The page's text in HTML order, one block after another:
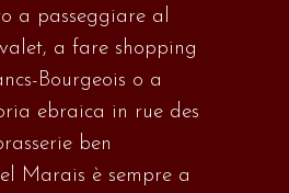
a passeggiare al
a fare shopping
Bourgeois o a
ebraica in rue des
ben
Marais è sempre a